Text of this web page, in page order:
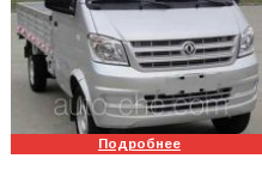
Подробнее